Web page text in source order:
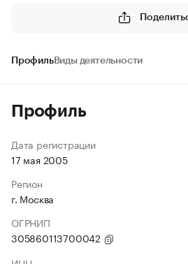
ПрофильВиды деятельности
Профиль
Дата регистрации
17 мая 2005
Регион
г. Москва
ОГРНИП
305860113700042